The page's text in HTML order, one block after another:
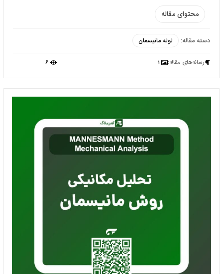
محتوای مقاله
دسته مقاله: لوله مانیسمان
رسانه‌‌های مقاله: 1
6